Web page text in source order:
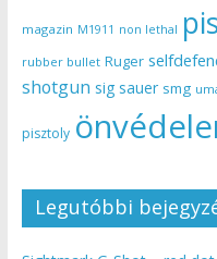
magazin M1911 non lethal
rubber bullet Ruger
shotgun sig sauer smg
pisztoly
Legutóbbi